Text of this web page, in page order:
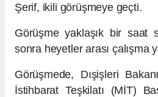
Şerif, ikili görüşmeye geçti.
Görüşme yaklaşık bir saat
sonra heyetler arası çalışma
Görüşmede, Dışişleri
İstihbarat Teşkilatı (MİT)